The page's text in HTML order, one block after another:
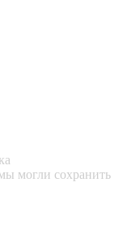
могли сохранить